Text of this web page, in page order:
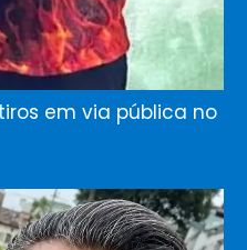
em via pública no